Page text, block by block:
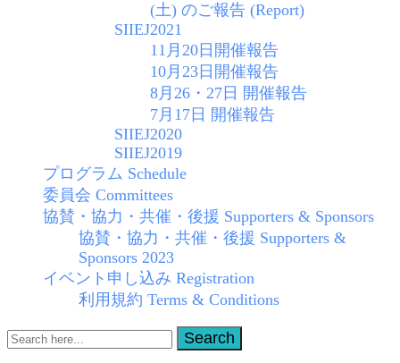
(土) のご報告 (Report)
SIIEJ2021
11月20日開催報告
10月23日開催報告
8月26・27日 開催報告
7月17日 開催報告
SIIEJ2020
SIIEJ2019
プログラム Schedule
委員会 Committees
協賛・協力・共催・後援 Supporters & Sponsors
協賛・協力・共催・後援 Supporters &
Sponsors 2023
イベント申し込み Registration
利用規約 Terms & Conditions
Search
for:
Search